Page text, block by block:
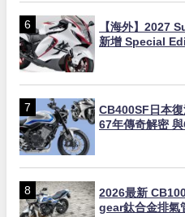
【海外】2027
新增 Special
CB400SF日本
67年傳奇解密
2026最新
gear鈦合金排氣